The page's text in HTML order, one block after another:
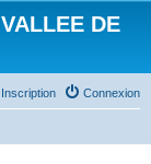
DE
Connexion
Inscription